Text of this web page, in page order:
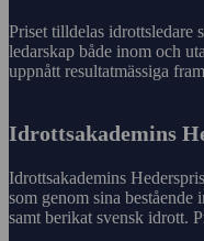
Priset tilldelas idrottsledare
ledarskap både inom och
uppnått resultatmässiga
Idrottsakademins
Idrottsakademins
som genom sina bestående
samt berikat svensk idrott.